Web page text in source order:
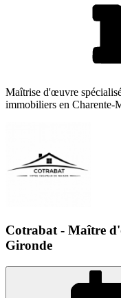
Maîtrise d'œuvre
immobiliers en Charente-
Cotrabat - Maître
Gironde